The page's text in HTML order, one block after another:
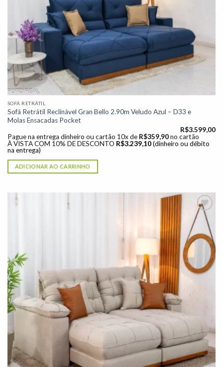
SOFÁ RETRÁTIL
Sofá Retrátil Reclinável Gran Bello 2.90m Veludo Azul – D33 e
Molas Ensacadas Pocket
R$3.599,00
Pague na entrega dinheiro ou cartão 10x de R$359,90 no cartão
À VISTA COM 10% DE DESCONTO R$3.239,10 (dinheiro ou débito
na entrega)
ADICIONAR AO CARRINHO
Adicionar
à lista de
desejos"